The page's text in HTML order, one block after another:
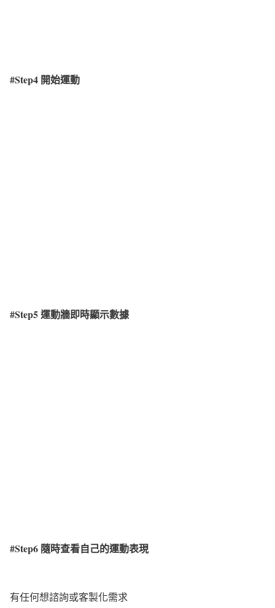
#Step4 開始運動
#Step5運動牆即時顯示數據
#Step6 隨時查看自己的運動表現
有任何想諮詢或客製化需求